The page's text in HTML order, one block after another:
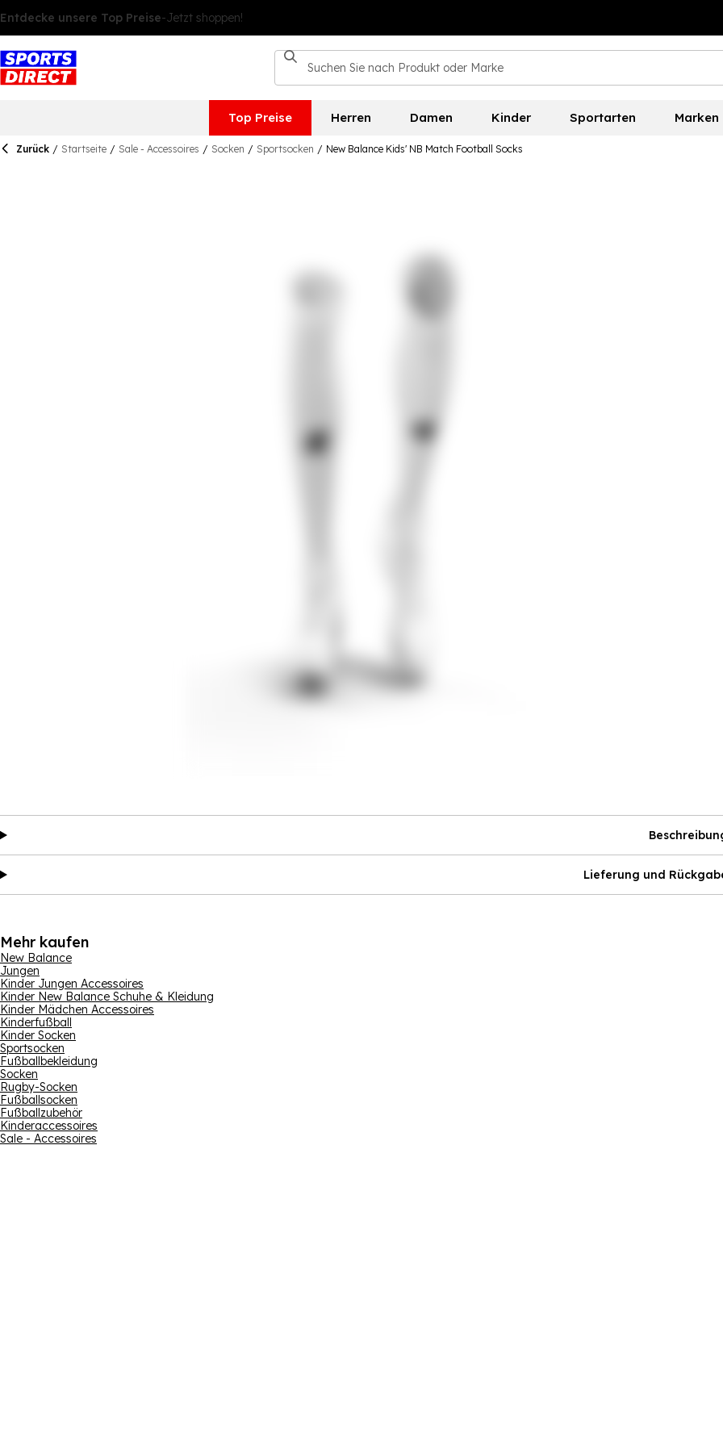
Top Preise Herren Damen Kinder Sportarten Marken
Zurück / Startseite / Sale - Accessoires / Socken / Sportsocken / New Balance Kids' NB Match Football Socks
Lieferung und
Mehr kaufen
New Balance
Jungen
Kinder Jungen Accessoires
Kinder New Balance Schuhe & Kleidung
Kinder Mädchen Accessoires
Kinderfußball
Kinder Socken
Sportsocken
Fußballbekleidung
Socken
Rugby-Socken
Fußballsocken
Fußballzubehör
Kinderaccessoires
Sale - Accessoires